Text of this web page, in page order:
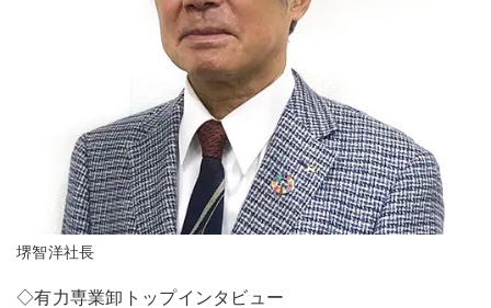
堺智洋社長
◇有力専業卸トップインタビュー